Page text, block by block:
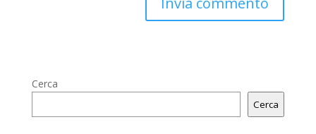
Cerca
Cerca